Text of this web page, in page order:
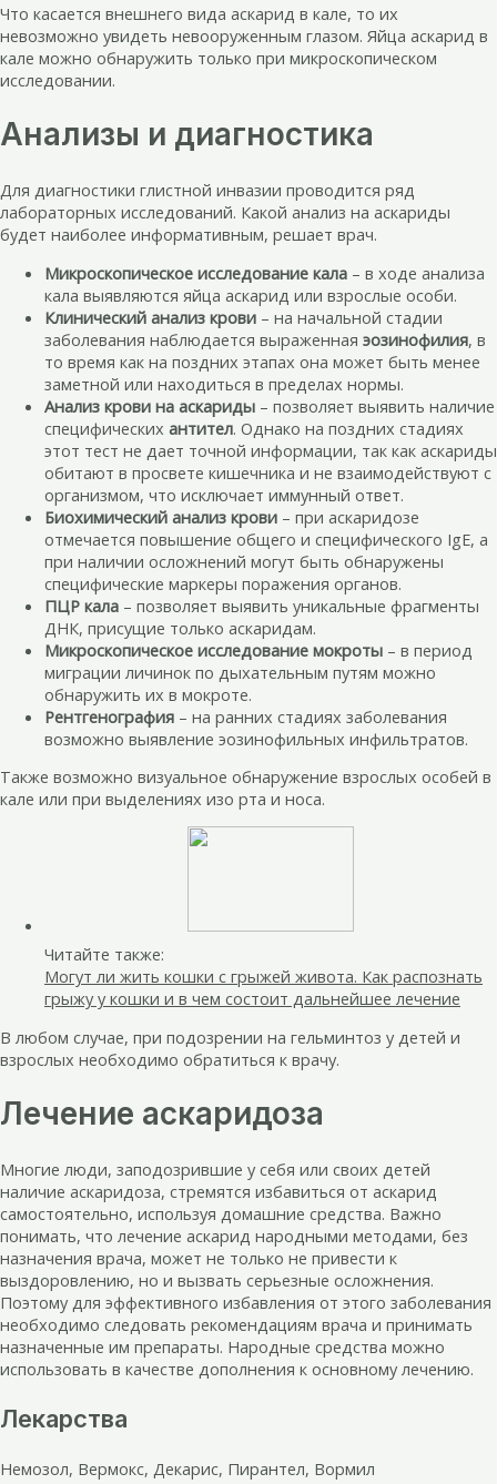
Что касается внешнего вида аскарид в кале, то их
невозможно увидеть невооруженным глазом. Яйца аскарид в
кале можно обнаружить только при микроскопическом
исследовании.
Анализы и диагностика
Для диагностики глистной инвазии проводится ряд
лабораторных исследований. Какой анализ на аскариды
будет наиболее информативным, решает врач.
Микроскопическое исследование кала – в ходе анализа
кала выявляются яйца аскарид или взрослые особи.
Клинический анализ крови – на начальной стадии
заболевания наблюдается выраженная эозинофилия, в
то время как на поздних этапах она может быть менее
заметной или находиться в пределах нормы.
Анализ крови на аскариды – позволяет выявить наличие
специфических антител. Однако на поздних стадиях
этот тест не дает точной информации, так как аскариды
обитают в просвете кишечника и не взаимодействуют с
организмом, что исключает иммунный ответ.
Биохимический анализ крови – при аскаридозе
отмечается повышение общего и специфического IgE, а
при наличии осложнений могут быть обнаружены
специфические маркеры поражения органов.
ПЦР кала – позволяет выявить уникальные фрагменты
ДНК, присущие только аскаридам.
Микроскопическое исследование мокроты – в период
миграции личинок по дыхательным путям можно
обнаружить их в мокроте.
Рентгенография – на ранних стадиях заболевания
возможно выявление эозинофильных инфильтратов.
Также возможно визуальное обнаружение взрослых особей в
кале или при выделениях изо рта и носа.
Читайте также:
Могут ли жить кошки с грыжей живота. Как распознать
грыжу у кошки и в чем состоит дальнейшее лечение
В любом случае, при подозрении на гельминтоз у детей и
взрослых необходимо обратиться к врачу.
Лечение аскаридоза
Многие люди, заподозрившие у себя или своих детей
наличие аскаридоза, стремятся избавиться от аскарид
самостоятельно, используя домашние средства. Важно
понимать, что лечение аскарид народными методами, без
назначения врача, может не только не привести к
выздоровлению, но и вызвать серьезные осложнения.
Поэтому для эффективного избавления от этого заболевания
необходимо следовать рекомендациям врача и принимать
назначенные им препараты. Народные средства можно
использовать в качестве дополнения к основному лечению.
Лекарства
Немозол, Вермокс, Декарис, Пирантел, Вормил